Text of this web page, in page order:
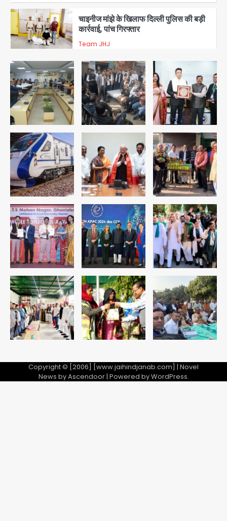
चाइनीज मांझे के खिलाफ दिल्ली पुलिस की बड़ी
कार्रवाई, पांच गिरफ्तार
Team JHJ
5
चोरी के मोबाइल से बैंक खाते खाली करने वाला
अंतरराज्यीय साइबर गिरोह पकड़ा, 9 गिरफ्तार
Team JHJ
Copyright © [2006] [www.jaihindjanab.com] | Novel
News byAscendoor| Powered byWordPress.